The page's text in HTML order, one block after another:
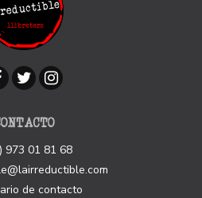
973 01 81 68
de contacto